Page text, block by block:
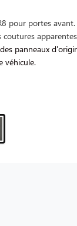
pour portes avant.
panneaux
véhicule.